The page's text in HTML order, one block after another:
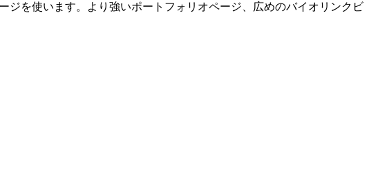
を使います。より強いポートフォリオページ、広めのバイオリンクビ